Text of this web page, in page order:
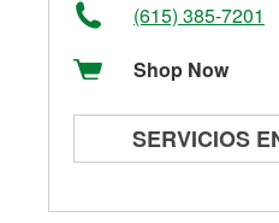
(615) 385-7201
Shop Now
SERVICIOS